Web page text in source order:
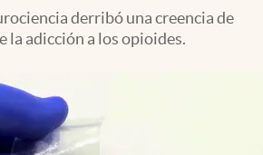
derribó una creencia de
la adicción a los opioides.